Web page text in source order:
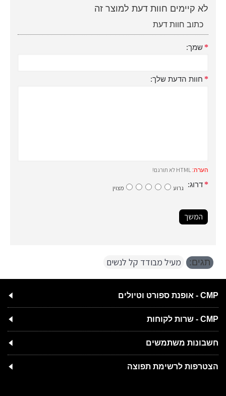
לא קיימים חוות דעת למוצר זה
כתוב חוות דעת
שמך:
חוות הדעת שלך:
הערה:
דרוג: גרוע מצוין
המשך
תגים: מעיל מבודד קל לנשים
CMP - אופנת ספורט וטיולים
CMP - שרות לקוחות
חשבונות משתמשים
הצטרפות לרשימת תפוצה